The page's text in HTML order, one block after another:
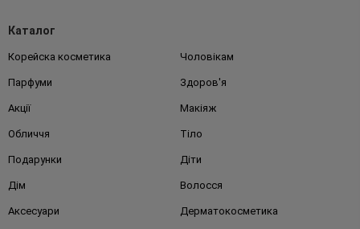
Каталог
Корейска косметика Чоловікам
Парфуми Здоров'я
Акції Макіяж
Обличчя Тіло
Подарунки Діти
Дім Волосся
Аксесуари Дерматокосметика